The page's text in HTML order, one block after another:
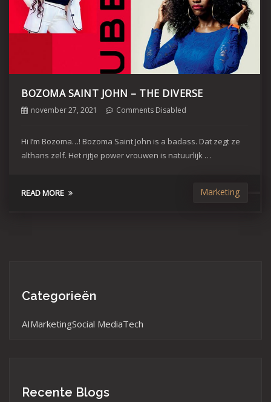
BOZOMA SAINT JOHN – THE DIVERSE
november 27, 2021 Comments Disabled
Hi I’m Bozoma…! Bozoma Saint John is a badass. Dat zegt ze
althans zelf. Het rijtje power vrouwen is natuurlijk …
READ MORE Marketing
Categorieën
AIMarketingSocial MediaTech
Recente Blogs